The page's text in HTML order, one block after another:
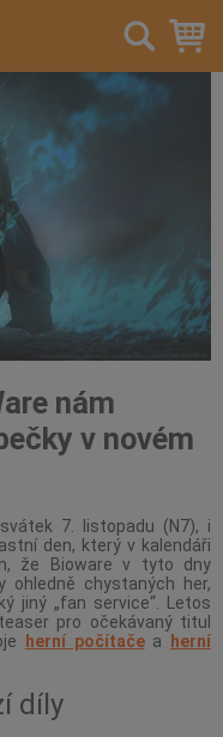
nám
v novém
7. listopadu (N7), i
den, který v kalendáři
že Bioware v tyto dny
ohledně chystaných her,
jiný „fan service“. Letos
pro očekávaný titul
herní počítačea
herní
díly